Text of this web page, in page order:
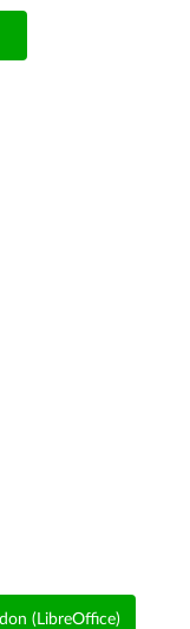
(LibreOffice)